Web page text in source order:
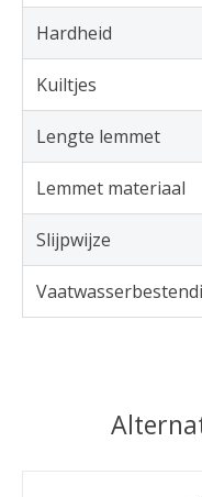
Hardheid
Kuiltjes
Lengte lemmet
Lemmet materiaal
Slijpwijze
Items van